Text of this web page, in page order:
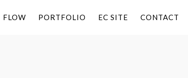
FLOW PORTFOLIO EC SITE CONTACT